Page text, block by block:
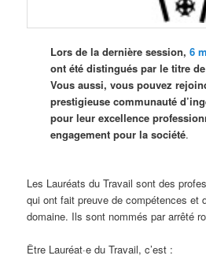
Lors de la dernière session,6
ont été distingués par le titre
Vous aussi, vous pouvez
prestigieuse communauté
pour leur excellence
engagement pour la société.
Les Lauréats du Travail sont des
qui ont fait preuve de compétences et
domaine. Ils sont nommés par arrêté
Être Lauréat·e du Travail, c’est :